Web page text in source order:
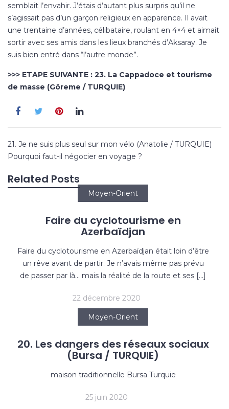
semblait l’envahir. J’étais d’autant plus surpris qu’il ne
s’agissait pas d’un garçon religieux en apparence. Il avait
une trentaine d’années, célibataire, roulant en 4×4 et aimait
sortir avec ses amis dans les lieux branchés d’Aksaray. Je
suis bien entré dans “l’autre monde”.
>>> ETAPE SUIVANTE : 23. La Cappadoce et tourisme
de masse (Göreme / TURQUIE)
Navigation
de
21. Je ne suis plus seul sur mon vélo (Anatolie / TURQUIE)
Pourquoi faut-il négocier en voyage ?
Related Posts
Moyen-Orient
Faire du cyclotourisme en
Azerbaïdjan
Faire du cyclotourisme en Azerbaïdjan était loin d’être
un rêve avant de partir. Je n’avais même pas prévu
de passer par là… mais la réalité de la route et ses […]
22 décembre 2020
Moyen-Orient
20. Les dangers des réseaux sociaux
(Bursa / TURQUIE)
maison traditionnelle Bursa Turquie
25 juin 2020